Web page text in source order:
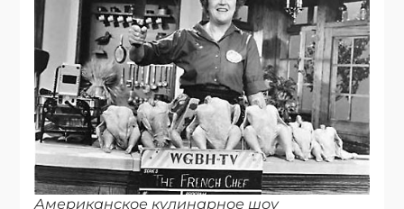
Американское кулинарное шоу